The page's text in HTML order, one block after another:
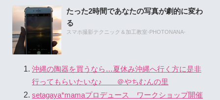
たった2時間であなたの写真が劇的に変わ
る
スマホ撮影テクニック＆加工教室-PHOTONANA-
沖縄の陶器を買うなら…夏休み沖縄へ行く方に是非
行ってもらいたいな♪ ＠やちむんの里
setagaya*mamaプロデュース ワークショップ開催